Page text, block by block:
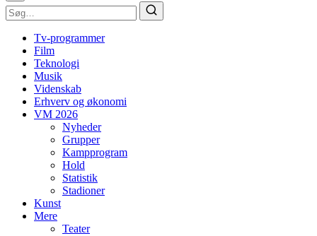
Tv-programmer
Film
Teknologi
Musik
Videnskab
Erhverv og økonomi
VM 2026
Nyheder
Grupper
Kampprogram
Hold
Statistik
Stadioner
Kunst
Mere
Teater